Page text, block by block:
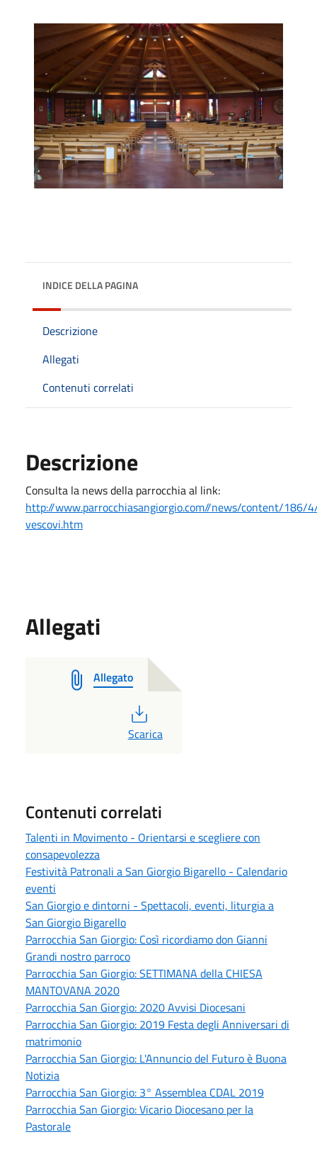
INDICE DELLA PAGINA
Descrizione
Allegati
Contenuti correlati
Descrizione
Consulta la news della parrocchia al link:
http://www.parrocchiasangiorgio.com//news/content/186/
vescovi.htm
Allegati
Allegato
PDF
Scarica
Contenuti correlati
Talenti in Movimento - Orientarsi e scegliere con
consapevolezza
Festività Patronali a San Giorgio Bigarello - Calendario
eventi
San Giorgio e dintorni - Spettacoli, eventi, liturgia a
San Giorgio Bigarello
Parrocchia San Giorgio: Così ricordiamo don Gianni
Grandi nostro parroco
Parrocchia San Giorgio: SETTIMANA della CHIESA
MANTOVANA 2020
Parrocchia San Giorgio: 2020 Avvisi Diocesani
Parrocchia San Giorgio: 2019 Festa degli Anniversari di
matrimonio
Parrocchia San Giorgio: L'Annuncio del Futuro è Buona
Notizia
Parrocchia San Giorgio: 3° Assemblea CDAL 2019
Parrocchia San Giorgio: Vicario Diocesano per la
Pastorale